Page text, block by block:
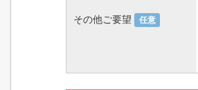
その他ご要望 任意